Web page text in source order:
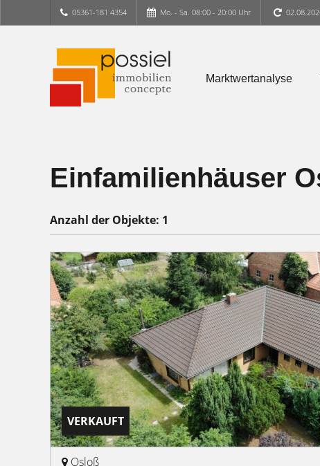
05361-181 4354 Mo. - Sa. 08:00 - 20:00 Uhr
Marktwertanalyse
Einfamilienhäuser
Anzahl der Objekte: 1
VERKAUFT
Osloß